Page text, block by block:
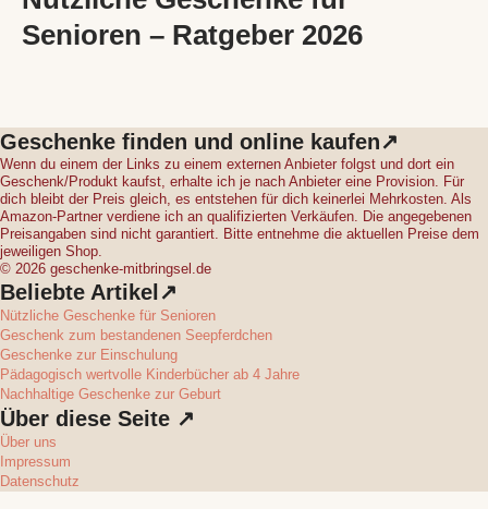
Senioren – Ratgeber 2026
Geschenke finden und online kaufen↗
Wenn du einem der Links zu einem externen Anbieter folgst und dort ein
Geschenk/Produkt kaufst, erhalte ich je nach Anbieter eine Provision. Für
dich bleibt der Preis gleich, es entstehen für dich keinerlei Mehrkosten. Als
Amazon-Partner verdiene ich an qualifizierten Verkäufen. Die angegebenen
Preisangaben sind nicht garantiert. Bitte entnehme die aktuellen Preise dem
jeweiligen Shop.
© 2026 geschenke-mitbringsel.de
Beliebte Artikel↗
Nützliche Geschenke für Senioren
Geschenk zum bestandenen Seepferdchen
Geschenke zur Einschulung
Pädagogisch wertvolle Kinderbücher ab 4 Jahre
Nachhaltige Geschenke zur Geburt
Über diese Seite ↗
Über uns
Impressum
Datenschutz